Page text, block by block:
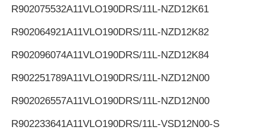
R902075532A11VLO190DRS/11L-NZD12K61
R902064921A11VLO190DRS/11L-NZD12K82
R902096074A11VLO190DRS/11L-NZD12K84
R902251789A11VLO190DRS/11L-NZD12N00
R902026557A11VLO190DRS/11L-NZD12N00
R902233641A11VLO190DRS/11L-VSD12N00-S